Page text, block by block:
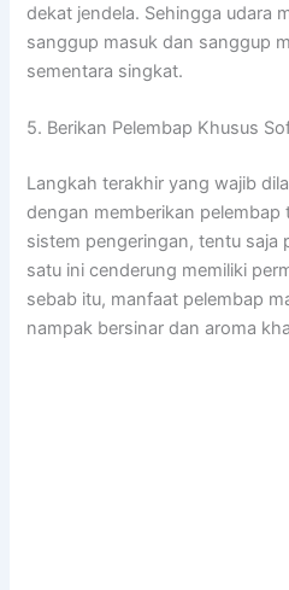
dekat jendela. Sehingga udara
sanggup masuk dan sanggup
sementara singkat.
5. Berikan Pelembap Khusus
Langkah terakhir yang wajib
dengan memberikan pelembap
sistem pengeringan, tentu saja
satu ini cenderung memiliki
sebab itu, manfaat pelembap
nampak bersinar dan aroma